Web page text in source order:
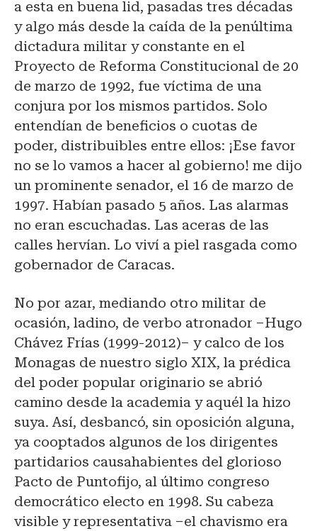
a esta en buena lid, pasadas tres décadas
y algo más desde la caída de la penúltima
dictadura militar y constante en el
Proyecto de Reforma Constitucional de 20
de marzo de 1992, fue víctima de una
conjura por los mismos partidos. Solo
entendían de beneficios o cuotas de
poder, distribuibles entre ellos: ¡Ese favor
no se lo vamos a hacer al gobierno! me dijo
un prominente senador, el 16 de marzo de
1997. Habían pasado 5 años. Las alarmas
no eran escuchadas. Las aceras de las
calles hervían. Lo viví a piel rasgada como
gobernador de Caracas.
No por azar, mediando otro militar de
ocasión, ladino, de verbo atronador –Hugo
Chávez Frías (1999-2012)– y calco de los
Monagas de nuestro siglo XIX, la prédica
del poder popular originario se abrió
camino desde la academia y aquél la hizo
suya. Así, desbancó, sin oposición alguna,
ya cooptados algunos de los dirigentes
partidarios causahabientes del glorioso
Pacto de Puntofijo, al último congreso
democrático electo en 1998. Su cabeza
visible y representativa –el chavismo era